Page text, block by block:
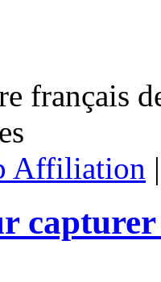
français
Affiliation